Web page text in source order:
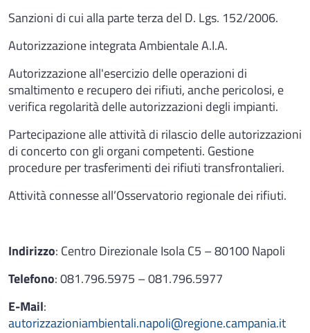
Sanzioni di cui alla parte terza del D. Lgs. 152/2006.
Autorizzazione integrata Ambientale A.I.A.
Autorizzazione all'esercizio delle operazioni di
smaltimento e recupero dei rifiuti, anche pericolosi, e
verifica regolarità delle autorizzazioni degli impianti.
Partecipazione alle attività di rilascio delle autorizzazioni
di concerto con gli organi competenti. Gestione
procedure per trasferimenti dei rifiuti transfrontalieri.
Attività connesse all’Osservatorio regionale dei rifiuti.
Indirizzo: Centro Direzionale Isola C5 – 80100 Napoli
Telefono: 081.796.5975 – 081.796.5977
E-Mail:
autorizzazioniambientali.napoli@regione.campania.it